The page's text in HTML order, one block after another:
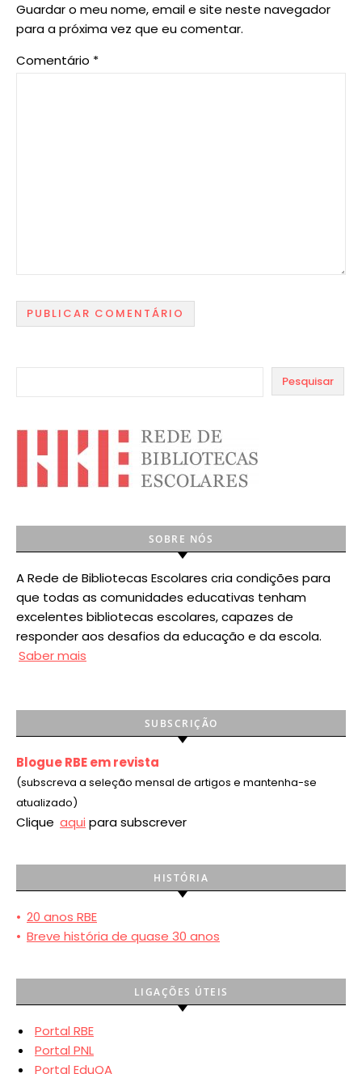
Guardar o meu nome, email e site neste navegador
para a próxima vez que eu comentar.
Comentário *
Pesquisar
SOBRE NÓS
A Rede de Bibliotecas Escolares cria condições para
que todas as comunidades educativas tenham
excelentes bibliotecas escolares, capazes de
responder aos desafios da educação e da escola.
Saber mais
SUBSCRIÇÃO
Blogue RBE em revista
(subscreva a seleção mensal de artigos e mantenha-se
atualizado)
Clique aqui para subscrever
HISTÓRIA
• 20 anos RBE
• Breve história de quase 30 anos
LIGAÇÕES ÚTEIS
Portal RBE
Portal PNL
Portal EduQA